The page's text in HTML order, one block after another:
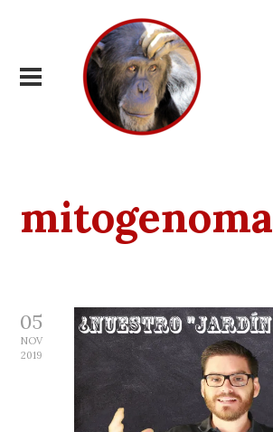
mitogenoma
05
NOV
2019